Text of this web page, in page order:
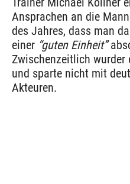
Ansprachen an die
des Jahres, dass man
einer “guten Einheit”
Zwischenzeitlich
und sparte nicht mit
Akteuren.